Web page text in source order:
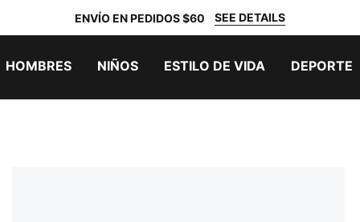
ENVÍO EN PEDIDOS $60 SEE DETAILS
HOMBRES NIÑOS ESTILO DE VIDA DEPORTE